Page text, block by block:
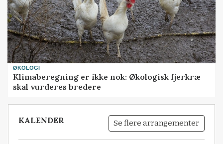
ØKOLOGI
Klimaberegning er ikke nok: Økologisk fjerkræ
skal vurderes bredere
KALENDER Se flere arrangementer